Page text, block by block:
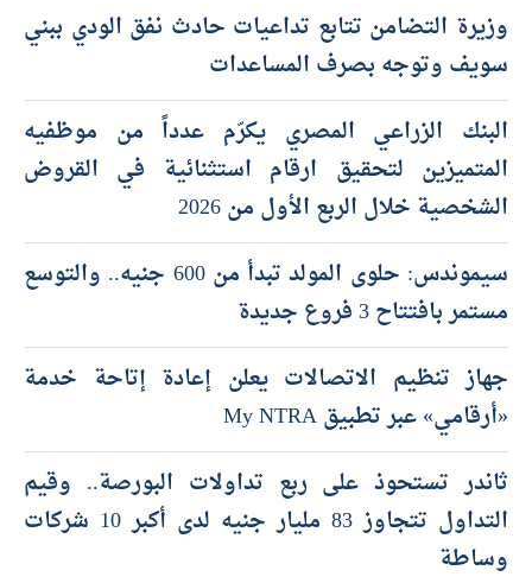
وزيرة التضامن تتابع تداعيات حادث نفق الودي ببني
سويف وتوجه بصرف المساعدات
البنك الزراعي المصري يكرّم عدداً من موظفيه
المتميزين لتحقيق ارقام استثنائية في القروض
الشخصية خلال الربع الأول من 2026
سيموندس: حلوى المولد تبدأ من 600 جنيه.. والتوسع
مستمر بافتتاح 3 فروع جديدة
جهاز تنظيم الاتصالات يعلن إعادة إتاحة خدمة
«أرقامي» عبر تطبيق My NTRA
ثاندر تستحوذ على ربع تداولات البورصة.. وقيم
التداول تتجاوز 83 مليار جنيه لدى أكبر 10 شركات
وساطة